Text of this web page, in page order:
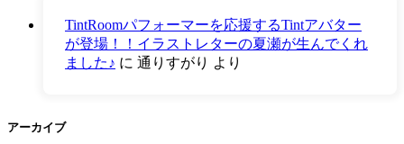
TintRoomパフォーマーを応援するTintアバター
が登場！！イラストレターの夏瀬が生んでくれ
ました♪ に 通りすがり より
アーカイブ